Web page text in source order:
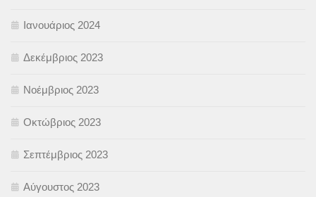
Ιανουάριος 2024
Δεκέμβριος 2023
Νοέμβριος 2023
Οκτώβριος 2023
Σεπτέμβριος 2023
Αύγουστος 2023